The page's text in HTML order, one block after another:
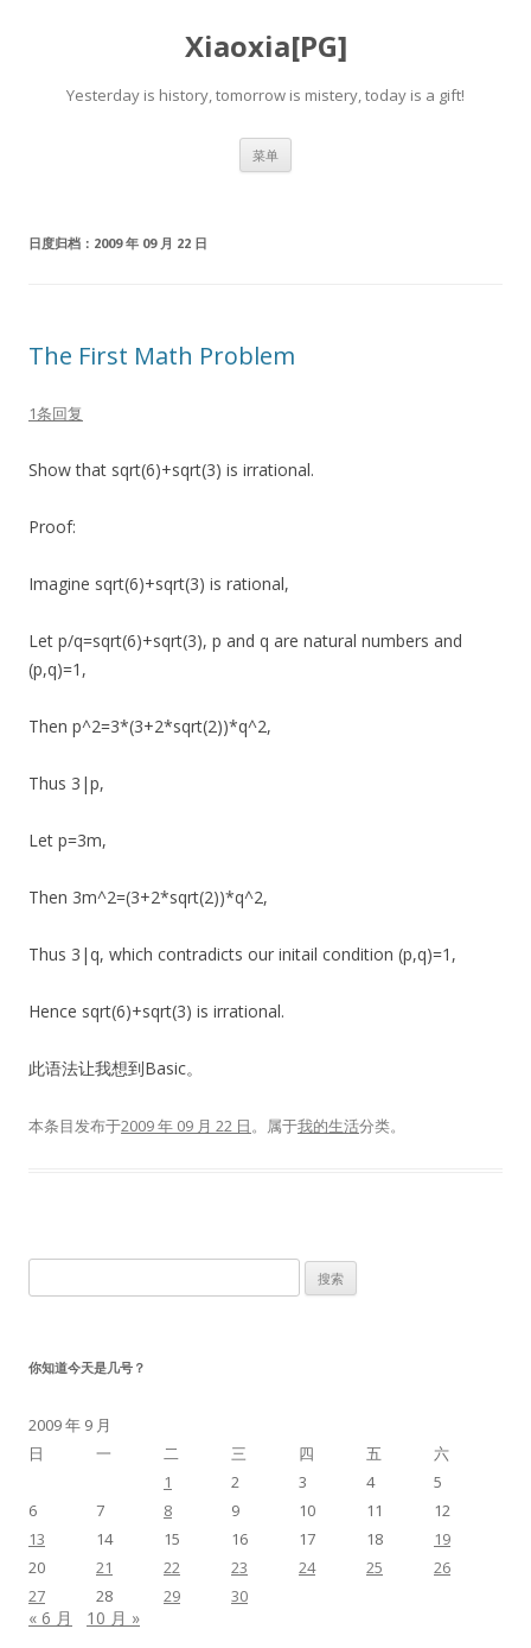
Xiaoxia[PG]
Yesterday is history, tomorrow is mistery, today is a gift!
菜单
日度归档： 2009 年 09 月 22 日
The First Math Problem
1条回复
Show that sqrt(6)+sqrt(3) is irrational.
Proof:
Imagine sqrt(6)+sqrt(3) is rational,
Let p/q=sqrt(6)+sqrt(3), p and q are natural numbers and
(p,q)=1,
Then p^2=3*(3+2*sqrt(2))*q^2,
Thus 3|p,
Let p=3m,
Then 3m^2=(3+2*sqrt(2))*q^2,
Thus 3|q, which contradicts our initail condition (p,q)=1,
Hence sqrt(6)+sqrt(3) is irrational.
此语法让我想到Basic。
本条目发布于2009 年 09 月 22 日。属于我的生活分类。
索：
你知道今天是几号？
2009 年 9 月
日
一 二 三 四 五
六
1
2 3 4
5
6
7 8 9 10 11
12
13
14 15 16 17 18
19
20
21 22 23 24 25
26
27
28 29 30
« 6 月 10 月 »